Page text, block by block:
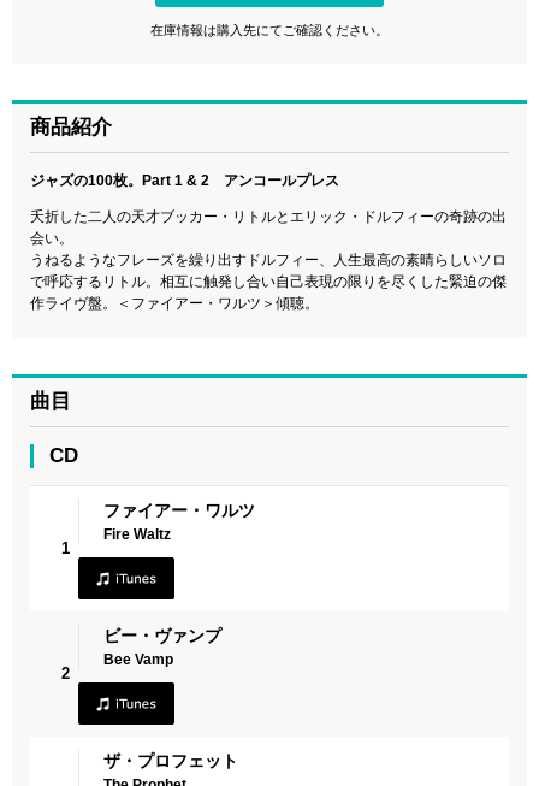
在庫情報は購入先にてご確認ください。
商品紹介
ジャズの100枚。Part 1 & 2 アンコールプレス
夭折した二人の天才ブッカー・リトルとエリック・ドルフィーの奇跡の出
会い。
うねるようなフレーズを繰り出すドルフィー、人生最高の素晴らしいソロ
で呼応するリトル。相互に触発し合い自己表現の限りを尽くした緊迫の傑
作ライヴ盤。＜ファイアー・ワルツ＞傾聴。
曲目
CD
1
ファイアー・ワルツ
Fire Waltz
2
ビー・ヴァンプ
Bee Vamp
ザ・プロフェット